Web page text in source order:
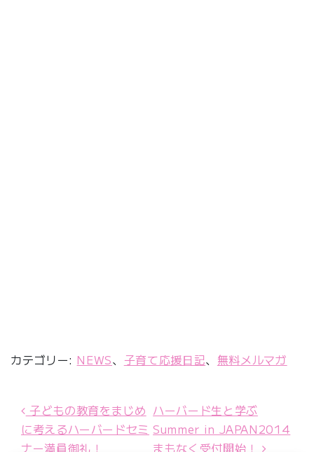
カテゴリー: NEWS、 子育て応援日記、 無料メルマガ
投稿ナビゲーション
子どもの教育をまじめ
に考えるハーバードセミ
ナー満員御礼！
ハーバード生と学ぶ
Summer in JAPAN2014
まもなく受付開始！